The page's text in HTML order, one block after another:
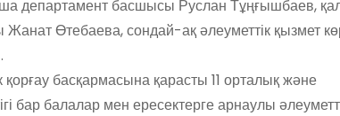
департамент басшысы Руслан Тұңғышбаев,
Өтебаева, сондай-ақ әлеуметтік қызмет
басқармасына қарасты 11 орталық және
бар балалар мен ересектерге арнаулы